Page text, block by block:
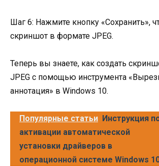
Шаг 6: Нажмите кнопку «Сохранить»,
скриншот в формате JPEG.
Теперь вы знаете, как создать
JPEG с помощью инструмента
аннотация» в Windows 10.
Популярные статьи Инструкция
активации автоматической
установки драйверов в
операционной системе Windows